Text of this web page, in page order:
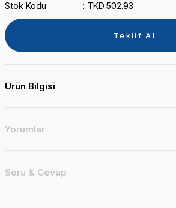
Stok Kodu
TKD.502.93
Teklif Al
Ürün Bilgisi
Yorumlar
Soru & Cevap